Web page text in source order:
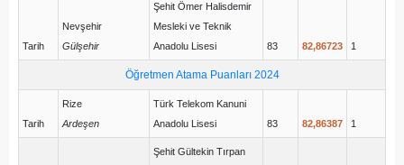
Tarih
Nevşehir
Gülşehir
Şehit Ömer Halisdemir
Mesleki ve Teknik
Anadolu Lisesi
83 82,86723 1
Öğretmen Atama Puanları 2024
Tarih
Rize
Ardeşen
Türk Telekom Kanuni
Anadolu Lisesi
83 82,86387 1
Şehit Gültekin Tırpan